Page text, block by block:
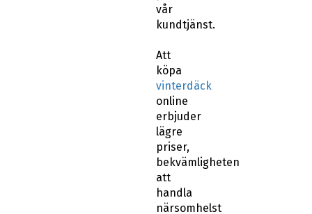
kundtjänst.
köpa
vinterdäck
online
erbjuder
lägre
priser,
bekvämligheten
att
handla
närsomhelst
och